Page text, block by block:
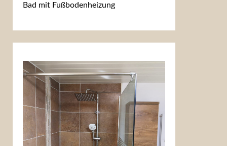
Bad mit Fußbodenheizung